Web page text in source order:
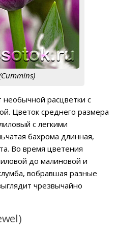
необычной расцветки с
Цветок среднего размера
с легкими
бахрома длинная,
Во время цветения
до малиновой и
вобравшая разные
чрезвычайно